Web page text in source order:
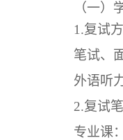
（一）
1.复试
笔试、
外语听
2.复试
专业课